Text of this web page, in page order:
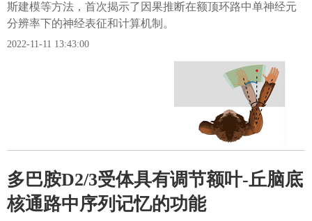
斯建模等方法，首次揭示了因果推断在额顶环路中单神经元
分辨率下的神经表征和计算机制。
2022-11-11 13:43:00
多巴胺D2/3受体具有调节额叶-丘脑底
核通路中序列记忆的功能